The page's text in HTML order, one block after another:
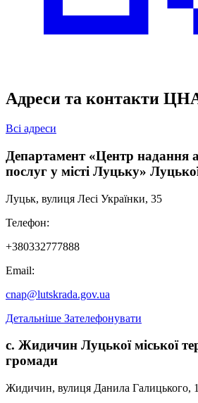
Адреси та контакти
Всі адреси
Департамент «Центр надання
послуг у місті Луцьку»
Луцьк, вулиця Лесі Українки, 35
Телефон:
+380332777888
Email:
cnap@lutskrada.gov.ua
Детальніше Зателефонувати
с. Жидичин Луцької міської
громади
Жидичин, вулиця Данила Галицького,